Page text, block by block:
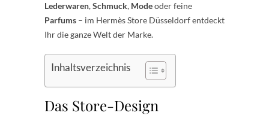
Lederwaren,Schmuck, Modeoder feine
Parfums – im Hermès Store Düsseldorf entdeckt
Ihr die ganze Welt der Marke.
Inhaltsverzeichnis
Das Store-Design